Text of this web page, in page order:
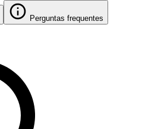
Perguntas frequentes